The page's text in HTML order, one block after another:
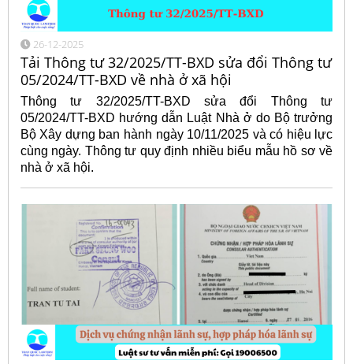
26-12-2025
Tải Thông tư 32/2025/TT-BXD sửa đổi Thông tư
05/2024/TT-BXD về nhà ở xã hội
Thông tư 32/2025/TT-BXD sửa đổi Thông tư
05/2024/TT-BXD hướng dẫn Luật Nhà ở do Bộ trưởng
Bộ Xây dựng ban hành ngày 10/11/2025 và có hiệu lực
cùng ngày. Thông tư quy định nhiều biểu mẫu hồ sơ về
nhà ở xã hội.